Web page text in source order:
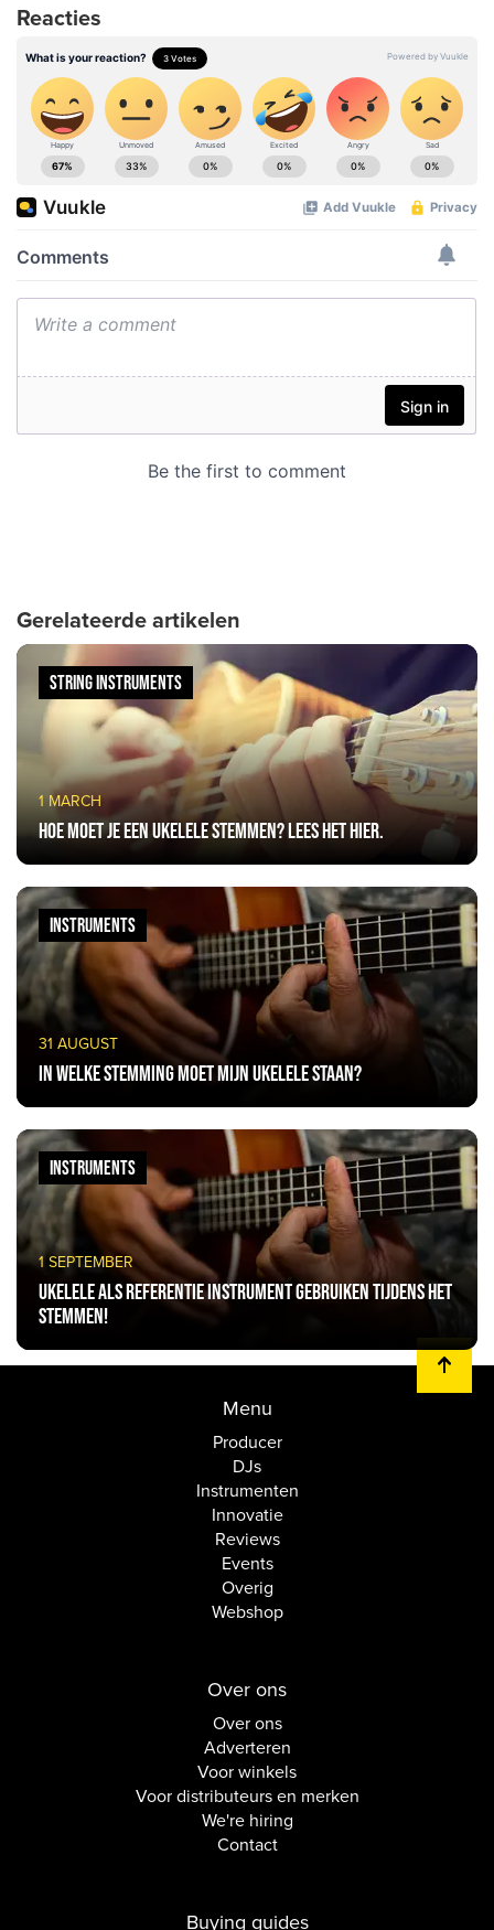
Reacties
Gerelateerde artikelen
1 MARCH
Hoe moet je een ukelele stemmen? Lees het hier.
STRING INSTRUMENTS
31 AUGUST
In welke stemming moet mijn ukelele staan?
INSTRUMENTS
1 SEPTEMBER
Ukelele als referentie instrument gebruiken tijdens het
stemmen!
INSTRUMENTS
Menu
Producer
DJs
Instrumenten
Innovatie
Reviews
Events
Overig
Webshop
Over ons
Over ons
Adverteren
Voor winkels
Voor distributeurs en merken
We're hiring
Contact
Buying guides